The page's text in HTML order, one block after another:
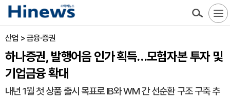
산업 > 금융·증권
하나증권, 발행어음 인가 획득…모험자본 투자 및
기업금융 확대
내년 1월 첫 상품 출시 목표로 IB와 WM 간 선순환 구조 구축 추